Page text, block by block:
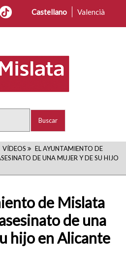
Castellano Valencià
RUTA
DE
VÍDEOS
EL AYUNTAMIENTO DE
DE UNA MUJER Y DE SU HIJO
de Mislata
de una
hijo en Alicante